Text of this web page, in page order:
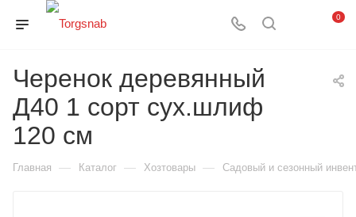
0
Черенок деревянный
Д40 1 сорт сух.шлиф
120 см
Главная — Каталог — Хозтовары — Садовый и сезонный